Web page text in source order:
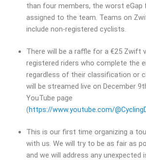
than four members, the worst
assigned to the team. Teams on
include non-registered cyclists.
There will be a raffle for a €25 Zwift
registered riders who complete the
regardless of their classification or
will be streamed live on December
YouTube page
(https://www.youtube.com/
This is our first time organizing a
with us. We will try to be as fair as
and we will address any unexpected